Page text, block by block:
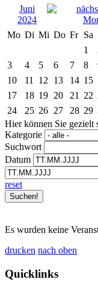
Juni
2024
Mo Di Mi Do Fr Sa
1
3
4 5 6 7 8
10
11 12 13 14 15
17
18 19 20 21 22
24
25 26 27 28 29
Hier können Sie gezielt
Kategorie
Suchwort
Datum
reset
Es wurden keine
drucken nach oben
Quicklinks